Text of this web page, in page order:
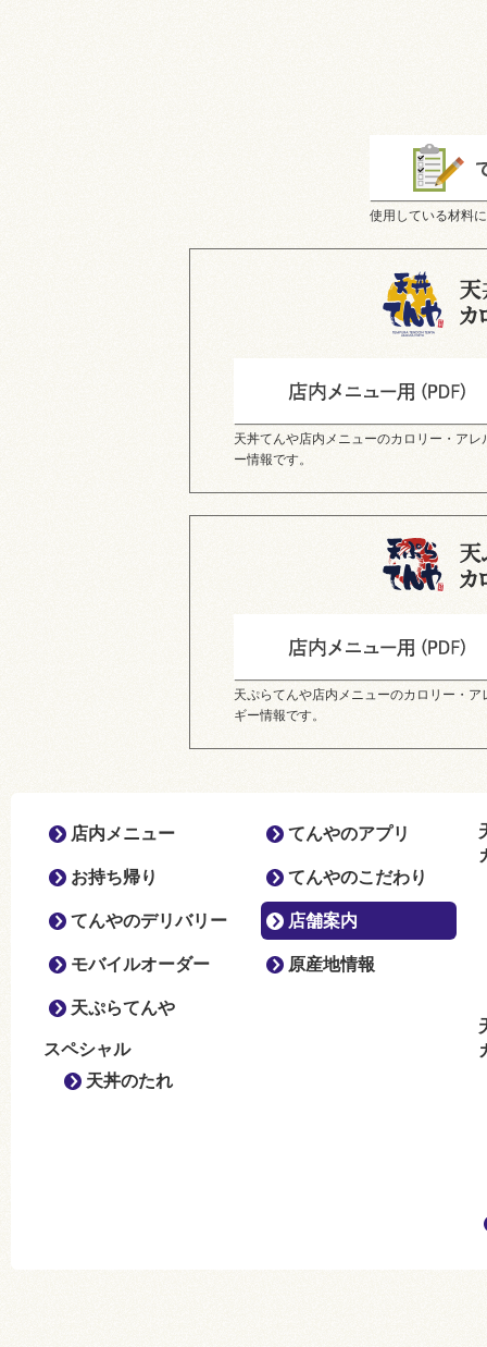
使用している材料
天丼てんや店内メニューのカロリー・アレ
ー情報です。
天ぷらてんや店内メニューのカロリー・ア
ギー情報です。
店内メニュー
お持ち帰り
てんやのデリバリー
モバイルオーダー
天ぷらてんや
スペシャル
天丼のたれ
てんやのアプリ
てんやのこだわり
店舗案内
原産地情報